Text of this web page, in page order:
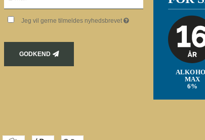
Jeg vil gerne tilmeldes nyhedsbrevet
GODKEND